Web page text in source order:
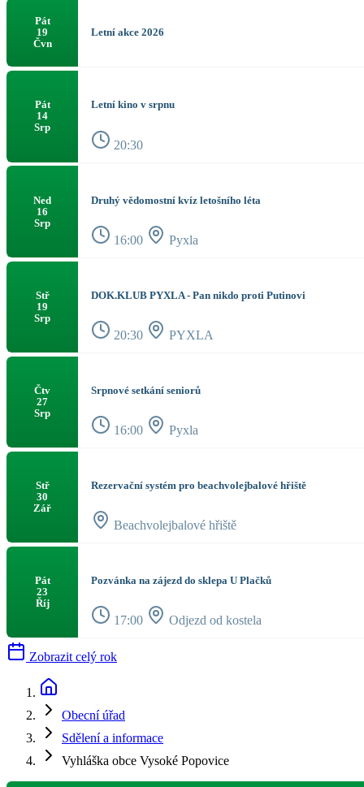
Pát
19
Čvn
Letní akce 2026
Pát
14
Srp
Letní kino v srpnu
20:30
Ned
16
Srp
Druhý vědomostní kvíz letošního léta
16:00 Pyxla
Stř
19
Srp
DOK.KLUB PYXLA - Pan nikdo proti Putinovi
20:30 PYXLA
Čtv
27
Srp
Srpnové setkání seniorů
16:00 Pyxla
Stř
30
Zář
Rezervační systém pro beachvolejbalové hřiště
Beachvolejbalové hřiště
Pát
23
Říj
Pozvánka na zájezd do sklepa U Plačků
17:00 Odjezd od kostela
Zobrazit celý rok
Obecní úřad
Sdělení a informace
Vyhláška obce Vysoké Popovice